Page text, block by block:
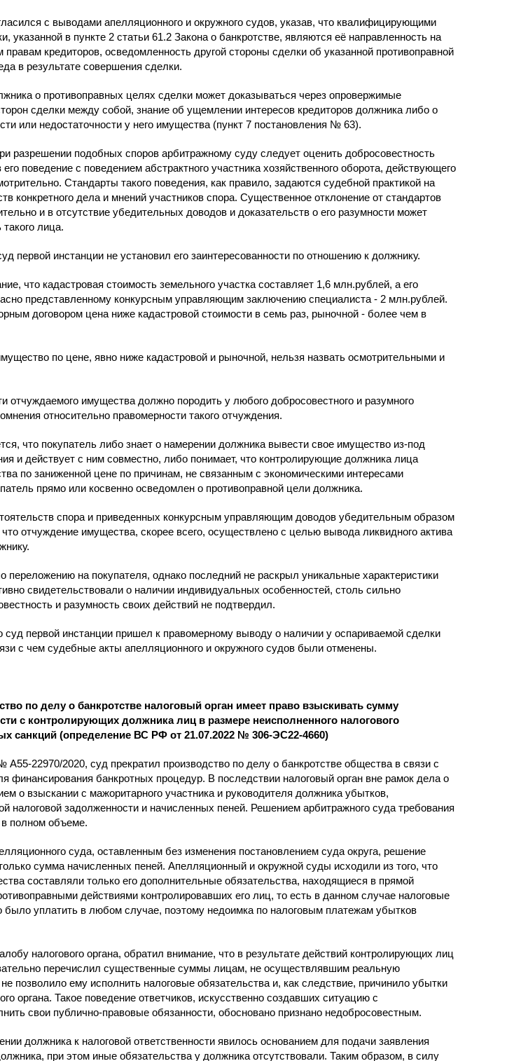
с выводами апелляционного и окружного судов, указав, что квалифицирующими
указанной в пункте 2 статьи 61.2 Закона о банкротстве, являются её направленность на
кредиторов, осведомленность другой стороны сделки об указанной противоправной
в результате совершения сделки.
о противоправных целях сделки может доказываться через опровержимые
сделки между собой, знание об ущемлении интересов кредиторов должника либо о
или недостаточности у него имущества (пункт 7 постановления № 63).
разрешении подобных споров арбитражному суду следует оценить добросовестность
поведение с поведением абстрактного участника хозяйственного оборота, действующего
Стандарты такого поведения, как правило, задаются судебной практикой на
конкретного дела и мнений участников спора. Существенное отклонение от стандартов
и в отсутствие убедительных доводов и доказательств о его разумности может
лица.
первой инстанции не установил его заинтересованности по отношению к должнику.
что кадастровая стоимость земельного участка составляет 1,6 млн.рублей, а его
представленному конкурсным управляющим заключению специалиста - 2 млн.рублей.
договором цена ниже кадастровой стоимости в семь раз, рыночной - более чем в
по цене, явно ниже кадастровой и рыночной, нельзя назвать осмотрительными и
отчуждаемого имущества должно породить у любого добросовестного и разумного
относительно правомерности такого отчуждения.
что покупатель либо знает о намерении должника вывести свое имущество из-под
и действует с ним совместно, либо понимает, что контролирующие должника лица
по заниженной цене по причинам, не связанным с экономическими интересами
прямо или косвенно осведомлен о противоправной цели должника.
спора и приведенных конкурсным управляющим доводов убедительным образом
отчуждение имущества, скорее всего, осуществлено с целью вывода ликвидного актива
на покупателя, однако последний не раскрыл уникальные характеристики
свидетельствовали о наличии индивидуальных особенностей, столь сильно
и разумность своих действий не подтвердил.
суд первой инстанции пришел к правомерному выводу о наличии у оспариваемой сделки
с чем судебные акты апелляционного и окружного судов были отменены.
по делу о банкротстве налоговый орган имеет право взыскивать сумму
с контролирующих должника лиц в размере неисполненного налогового
санкций (определение ВС РФ от 21.07.2022 № 306-ЭС22-4660)
22970/2020, суд прекратил производство по делу о банкротстве общества в связи с
финансирования банкротных процедур. В последствии налоговый орган вне рамок дела о
о взыскании с мажоритарного участника и руководителя должника убытков,
налоговой задолженности и начисленных пеней. Решением арбитражного суда требования
в полном объеме.
суда, оставленным без изменения постановлением суда округа, решение
сумма начисленных пеней. Апелляционный и окружной суды исходили из того, что
составляли только его дополнительные обязательства, находящиеся в прямой
действиями контролировавших его лиц, то есть в данном случае налоговые
уплатить в любом случае, поэтому недоимка по налоговым платежам убытков
налогового органа, обратил внимание, что в результате действий контролирующих лиц
перечислил существенные суммы лицам, не осуществлявшим реальную
позволило ему исполнить налоговые обязательства и, как следствие, причинило убытки
органа. Такое поведение ответчиков, искусственно создавших ситуацию с
свои публично-правовые обязанности, обосновано признано недобросовестным.
должника к налоговой ответственности явилось основанием для подачи заявления
при этом иные обязательства у должника отсутствовали. Таким образом, в силу